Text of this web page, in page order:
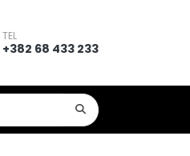
TEL
+382 68 433 233